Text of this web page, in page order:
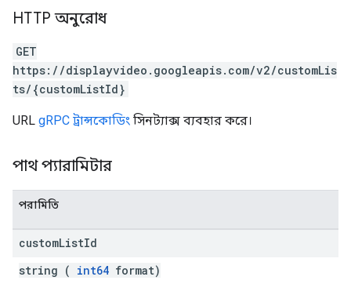
HTTP অনুরোধ
GET
https://displayvideo.googleapis.com/v2/customLis
ts/{customListId}
URL gRPC ট্রান্সকোডিং সিনট্যাক্স ব্যবহার করে।
পাথ প্যারামিটার
পরামিতি
customListId
string ( int64 format)